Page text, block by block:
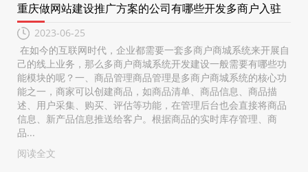
重庆做网站建设推广方案的公司有哪些开发多商户入驻
2023-06-25
在如今的互联网时代，企业都需要一套多商户商城系统来开展自
己的线上业务，那么多商户商城系统开发建设一般需要有哪些功
能模块的呢？一、商品管理商品管理是多商户商城系统的核心功
能之一，商家可以创建商品，如商品清单、商品信息、商品描
述、用户采集、购买、评估等功能，在管理后台也会直接将商品
信息、新产品信息推送给客户。根据商品的实时库存管理、商
品...
阅读全文